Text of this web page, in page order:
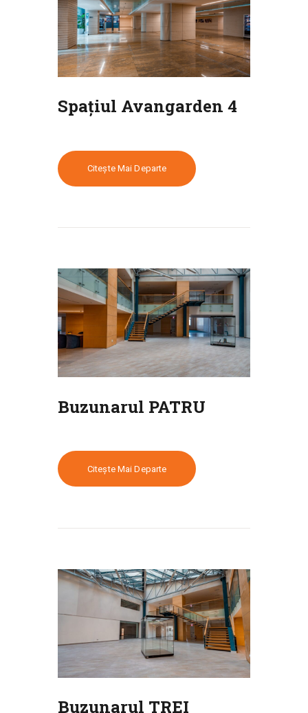
Spațiul Avangarden 4
Citește Mai Departe
Buzunarul PATRU
Citește Mai Departe
Buzunarul TREI